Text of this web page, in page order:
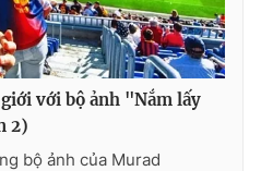
với bộ ảnh "Nắm lấy
2)
bộ ảnh của Murad